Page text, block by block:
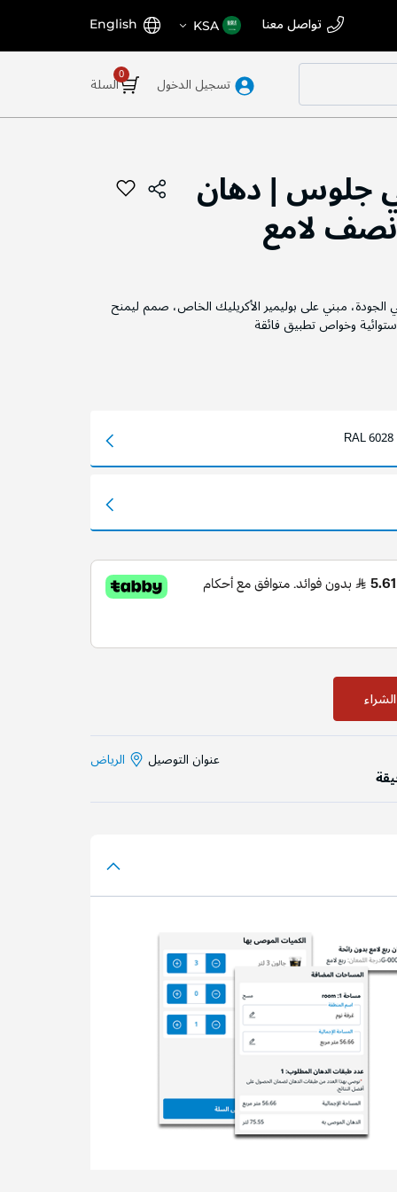
تواصل معنا اختر
المتجر
KSA اللغة English
السلة تسجيل الدخول
جلوس | دهان
لامع
مبني على بوليمير الأكريليك الخاص، صمم ليمنح
وخواص تطبيق فائقة
RAL 6028
عنوان التوصيل الرياض